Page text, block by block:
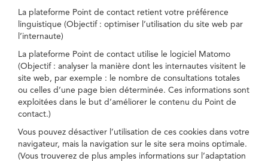
La plateforme Point de contact retient votre préférence
linguistique (Objectif : optimiser l’utilisation du site web par
l’internaute)
La plateforme Point de contact utilise le logiciel Matomo
(Objectif : analyser la manière dont les internautes visitent le
site web, par exemple : le nombre de consultations totales
ou celles d’une page bien déterminée. Ces informations sont
exploitées dans le but d’améliorer le contenu du Point de
contact.)
Vous pouvez désactiver l’utilisation de ces cookies dans votre
navigateur, mais la navigation sur le site sera moins optimale.
(Vous trouverez de plus amples informations sur l’adaptation